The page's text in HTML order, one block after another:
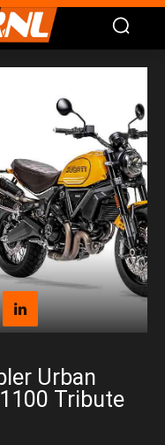
Urban
Tribute